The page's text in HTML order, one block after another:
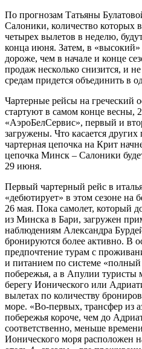
По прогнозам Татьяны
Салоники, количество которых
четырех вылетов в неделю,
конца июня. Затем, в «высокий»
дороже, чем в начале и конце
продаж несколько снизится, и
средам придется объединить в
Чартерные рейсы на греческий
стартуют в самом конце весны,
«АэроБелСервис», первый и
загружены. Что касается других
чартерная цепочка на Крит
цепочка Минск – Салоники
29 июня.
Первый чартерный рейс в
«дебютирует» в этом сезоне на
26 мая. Пока самолет, который
из Минска в Бари, загружен
наблюдениям Александра
бронируются более активно. В
предпочтение турам с
и питанием по системе «полный
побережья, а в Апулии туристы
берегу Ионического или
вылетах по количеству
море. «Во-первых, трансфер из
побережья короче, чем до
соответственно, меньше
Ионического моря расположен